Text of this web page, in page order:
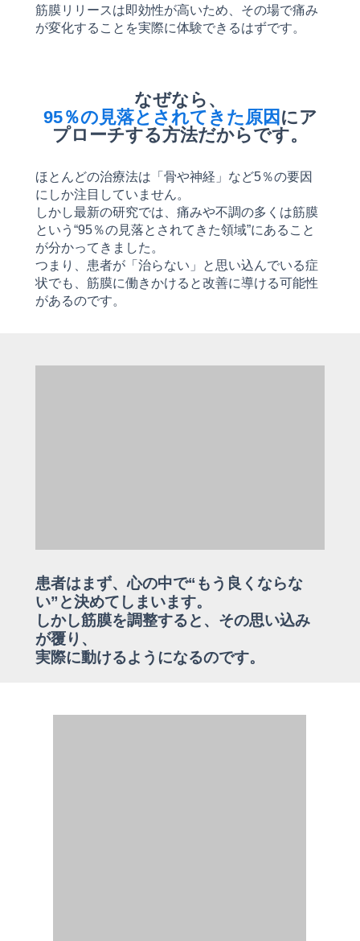
筋膜リリースは即効性が高いため、その場で痛み
が変化することを実際に体験できるはずです。
なぜなら、
95％の見落とされてきた原因 にア
プローチする方法だからです。
ほとんどの治療法は「骨や神経」など5％の要因
にしか注目していません。
しかし最新の研究では、痛みや不調の多くは筋膜
という“95％の見落とされてきた領域”にあること
が分かってきました。
つまり、患者が「治らない」と思い込んでいる症
状でも、筋膜に働きかけると改善に導ける可能性
があるのです。
患者はまず、心の中で“もう良くならな
い”と決めてしまいます。
しかし筋膜を調整すると、その思い込み
が覆り、
実際に動けるようになるのです。